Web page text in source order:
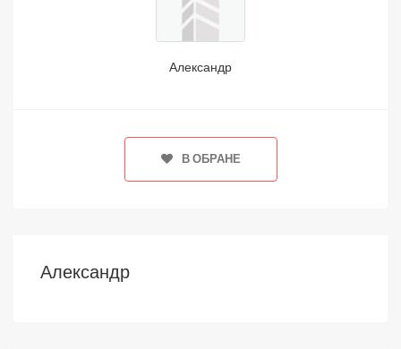
Александр
В ОБРАНЕ
Александр